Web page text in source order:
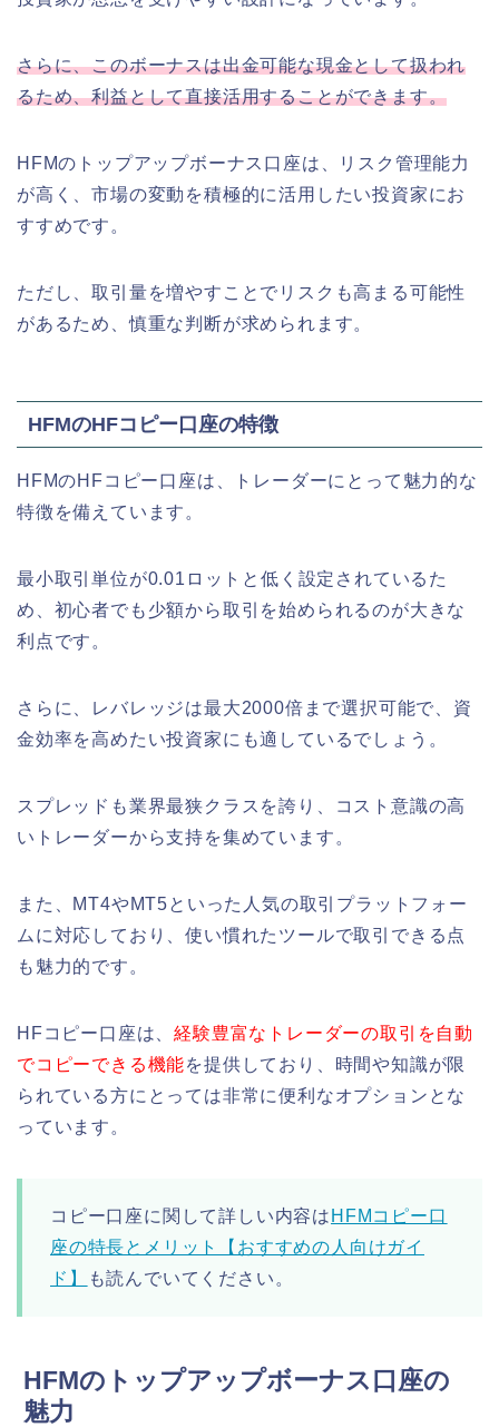
さらに、このボーナスは出金可能な現金として扱われ
るため、利益として直接活用することができます。
HFMのトップアップボーナス口座は、リスク管理能力
が高く、市場の変動を積極的に活用したい投資家にお
すすめです。
ただし、取引量を増やすことでリスクも高まる可能性
があるため、慎重な判断が求められます。
HFMのHFコピー口座の特徴
HFMのHFコピー口座は、トレーダーにとって魅力的な
特徴を備えています。
最小取引単位が0.01ロットと低く設定されているた
め、初心者でも少額から取引を始められるのが大きな
利点です。
さらに、レバレッジは最大2000倍まで選択可能で、資
金効率を高めたい投資家にも適しているでしょう。
スプレッドも業界最狭クラスを誇り、コスト意識の高
いトレーダーから支持を集めています。
また、MT4やMT5といった人気の取引プラットフォー
ムに対応しており、使い慣れたツールで取引できる点
も魅力的です。
HFコピー口座は、経験豊富なトレーダーの取引を自動
でコピーできる機能を提供しており、時間や知識が限
られている方にとっては非常に便利なオプションとな
っています。
コピー口座に関して詳しい内容は HFMコピー口
座の特長とメリット【おすすめの人向けガイ
ド】
も読んでいてください。
HFMのトップアップボーナス口座の
魅力